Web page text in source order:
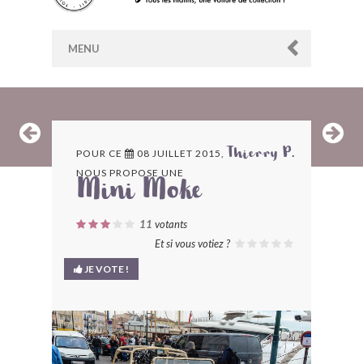
MENU
ARCHIVES
LES CONTRIBUTEURS
LE BLOG
BONJOURLAVIEILLE ?
MODÈLES ET MARQUES
POUR CE 08 JUILLET 2015, Thierry P.
NOUS PROPOSE UNE
Mini Moke
11 votants
Et si vous votiez ?
JE VOTE !